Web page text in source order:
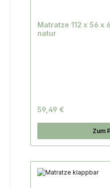
Matratze 112 x 56
natur
59,49 €
Zum